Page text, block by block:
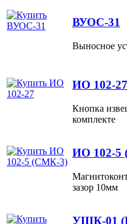
ВУОС-31
Выносное
ИО 102-27
Кнопка
комплекте
ИО 102-5
зазор 10мм
УШК-01